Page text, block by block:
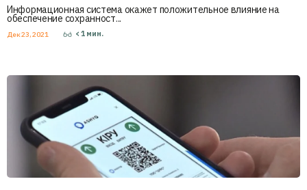
Информационная система окажет положительное влияние на
обеспечение сохранност...
Дек 23, 2021 < 1 мин.